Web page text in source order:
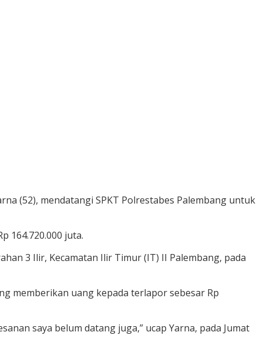
(52), mendatangi SPKT Polrestabes Palembang untuk
164.720.000 juta.
3 Ilir, Kecamatan Ilir Timur (IT) II Palembang, pada
memberikan uang kepada terlapor sebesar Rp
saya belum datang juga,” ucap Yarna, pada Jumat